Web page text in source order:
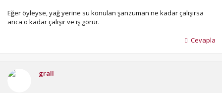
Eğer öyleyse, yağ yerine su konulan şanzuman ne kadar çalışırsa
anca o kadar çalışır ve iş görür.
Cevapla
grall